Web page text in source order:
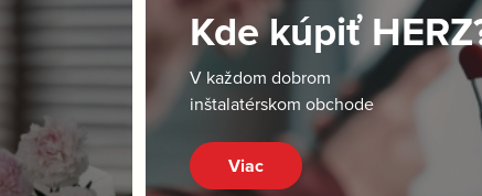
Kde kúpiť
V každom dobrom
inštalatérskom obchode
Viac